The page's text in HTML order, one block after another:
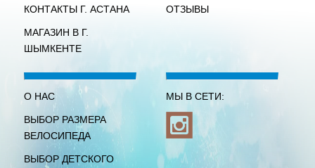
КОНТАКТЫ Г. АСТАНА
МАГАЗИН В Г.
ШЫМКЕНТЕ
ОТЗЫВЫ
О НАС
ВЫБОР РАЗМЕРА
ВЕЛОСИПЕДА
ВЫБОР ДЕТСКОГО
МЫ В СЕТИ: